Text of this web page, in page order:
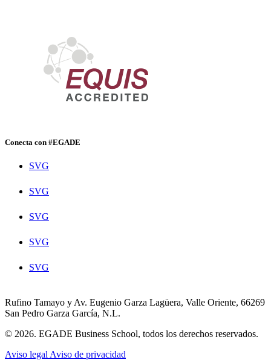
Conecta con #EGADE
SVG
SVG
SVG
SVG
SVG
Rufino Tamayo y Av. Eugenio Garza Lagüera, Valle Oriente, 66269
San Pedro Garza García, N.L.
© 2026. EGADE Business School, todos los derechos reservados.
Aviso legal Aviso de privacidad